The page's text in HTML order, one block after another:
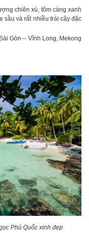
chiên xù, tôm càng xanh
sầu và rất nhiều trái cây đặc
Gòn – Vĩnh Long, Mekong
Phú Quốc xinh đẹp